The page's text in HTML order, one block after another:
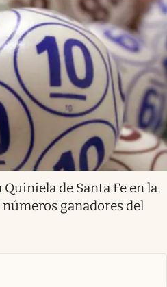
Quiniela de Santa Fe en la
ganadores del